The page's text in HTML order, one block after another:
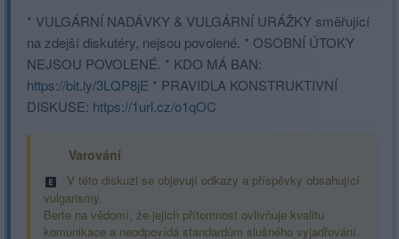
* VULGÁRNÍ NADÁVKY & VULGÁRNÍ URÁŽKY směřující
na zdejší diskutéry, nejsou povolené. * OSOBNÍ ÚTOKY
NEJSOU POVOLENÉ. * KDO MÁ BAN:
https://bit.ly/3LQP8jE * PRAVIDLA KONSTRUKTIVNÍ
DISKUSE: https://1url.cz/o1qOC
Varování
V této diskuzi se objevují odkazy a příspěvky obsahující
vulgarismy.
Berte na vědomí, že jejich přítomnost ovlivňuje kvalitu
komunikace a neodpovídá standardům slušného vyjadřování.